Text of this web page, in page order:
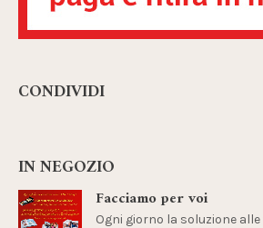
CONDIVIDI
IN NEGOZIO
Facciamo per voi
Ogni giorno la soluzione